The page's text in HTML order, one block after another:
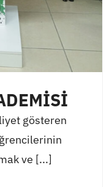
gösteren
ve [...]